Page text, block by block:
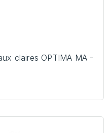
claires OPTIMA MA -